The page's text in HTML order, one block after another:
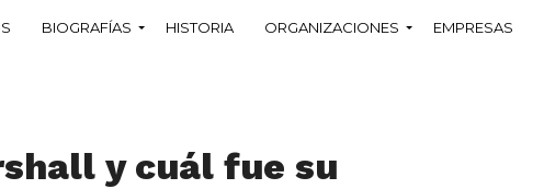
BIOGRAFÍAS HISTORIA ORGANIZACIONES EMPRESAS
y cuál fue su